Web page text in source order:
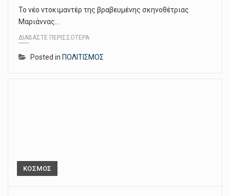
Το νέο ντοκιμαντέρ της βραβευμένης σκηνοθέτριας
Μαριάννας…
ΔΙΑΒΆΣΤΕ ΠΕΡΙΣΣΌΤΕΡΑ
Posted in ΠΟΛΙΤΙΣΜΟΣ
ΚΟΣΜΟΣ